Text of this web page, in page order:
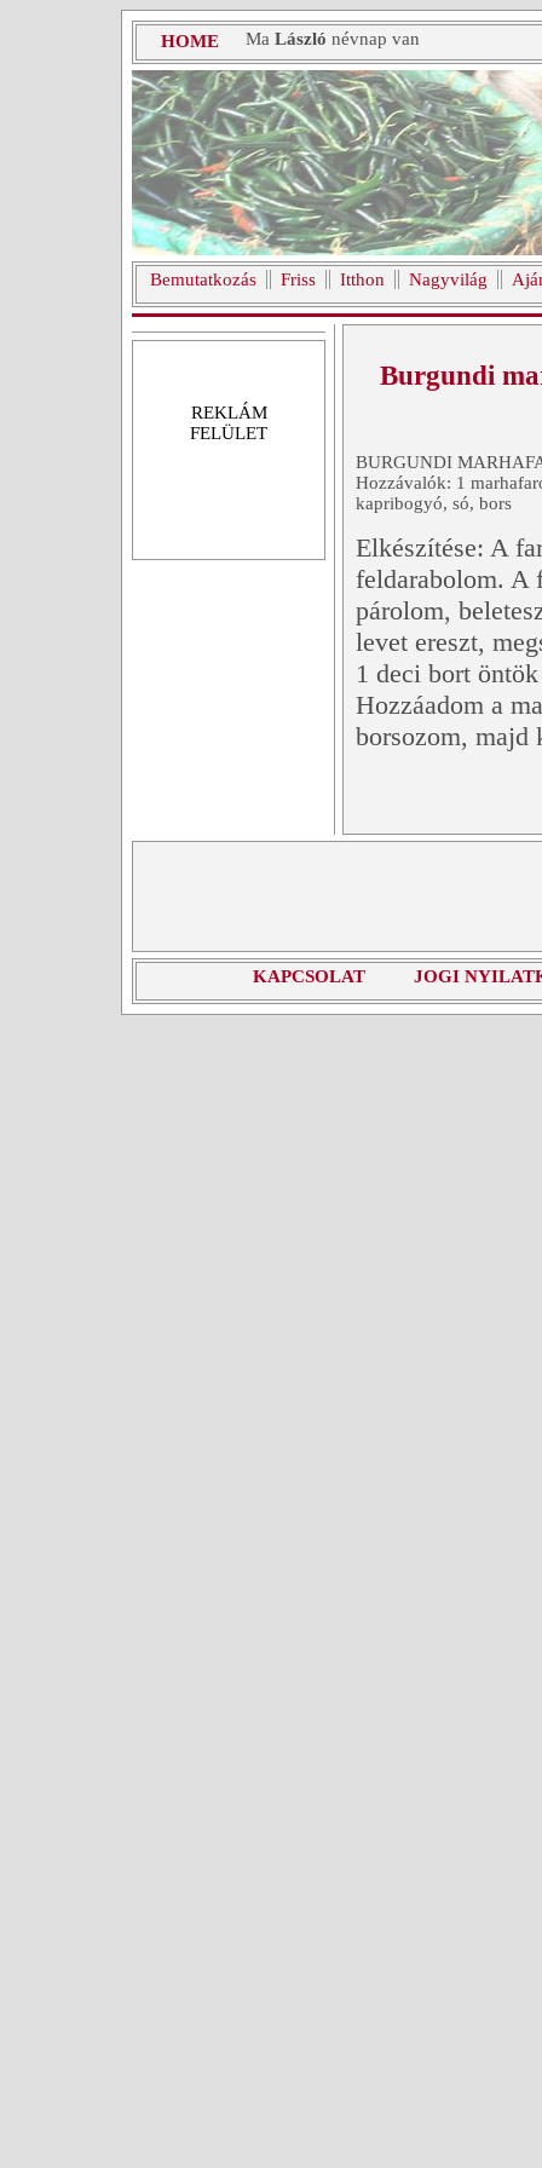
HOME Ma László névnap van
Bemutatkozás Friss Itthon Nagyvilág
REKLÁM
FELÜLET
Burgundi
BURGUNDI
Hozzávalók: 1
kapribogyó, só, bors
Elkészítése: A
feldarabolom. A
párolom,
levet ereszt,
1 deci bort
Hozzáadom a
borsozom, majd
KAPCSOLAT JOGI